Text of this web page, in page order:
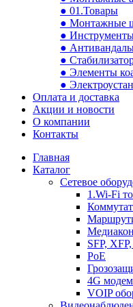
● 01.Товары
● Монтажные
●
●
●
● Элементы
●
Оплата и доставка
Акции и новости
О компании
Контакты
Главная
Каталог
Сетевое
1.Wi-Fi
SFP,
PoE
4G
VOIP